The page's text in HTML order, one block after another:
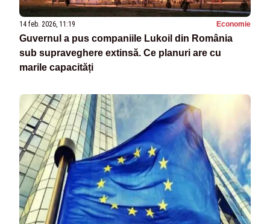
14 feb. 2026, 11:19 Economie
Guvernul a pus companiile Lukoil din România
sub supraveghere extinsă. Ce planuri are cu
marile capacități